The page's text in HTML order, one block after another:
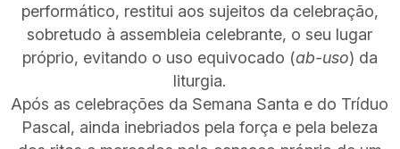
performático, restitui aos sujeitos da celebração,
sobretudo à assembleia celebrante, o seu lugar
próprio, evitando o uso equivocado (ab-uso) da
liturgia.
Após as celebrações da Semana Santa e do Tríduo
Pascal, ainda inebriados pela força e pela beleza